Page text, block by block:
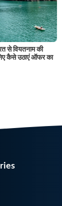
से वियतनाम की
कैसे उठाएं ऑफर का